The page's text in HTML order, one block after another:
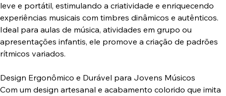
leve e portátil, estimulando a criatividade e enriquecendo
experiências musicais com timbres dinâmicos e autênticos.
Ideal para aulas de música, atividades em grupo ou
apresentações infantis, ele promove a criação de padrões
rítmicos variados.
Design Ergonômico e Durável para Jovens Músicos
Com um design artesanal e acabamento colorido que imita